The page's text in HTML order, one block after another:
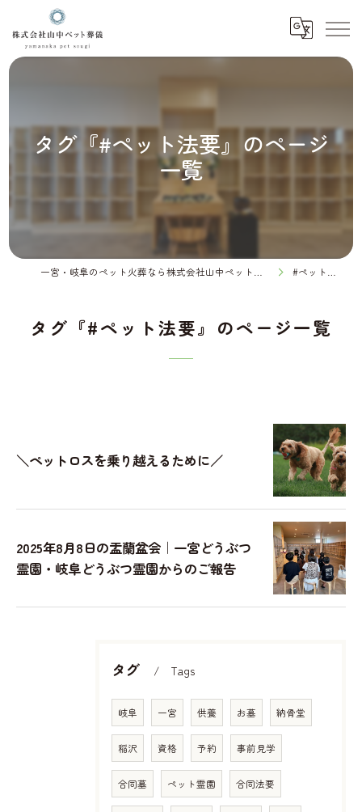
タグ『#ペット法要』のページ
一覧
#ペット法要
タグ『#ペット法要』のページ一覧
＼ペットロスを乗り越えるために／
2025年8月8日の盂蘭盆会｜一宮どうぶつ
霊園・岐阜どうぶつ霊園からのご報告
タグ Tags
岐阜 一宮 供養 お墓 納骨堂
稲沢 資格 予約 事前見学
合同墓 ペット霊園 合同法要